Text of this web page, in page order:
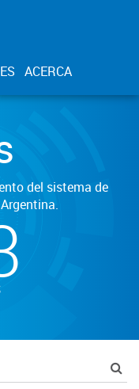
ACERCA
del sistema de